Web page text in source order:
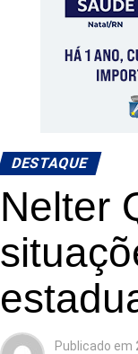
DESTAQUE
Nelter
Publicado em